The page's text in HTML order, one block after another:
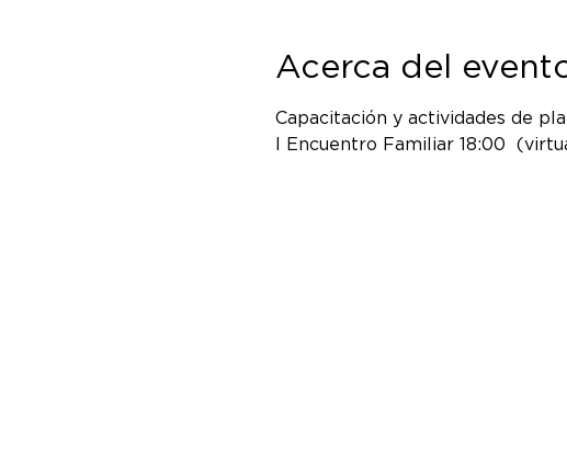
Acerca del
Capacitación y actividades de
I Encuentro Familiar 18:00